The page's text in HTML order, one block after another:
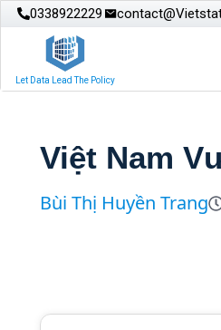
0338922229
Let Data Lead The Policy
Việt Nam
Bùi Thị Huyền Trang